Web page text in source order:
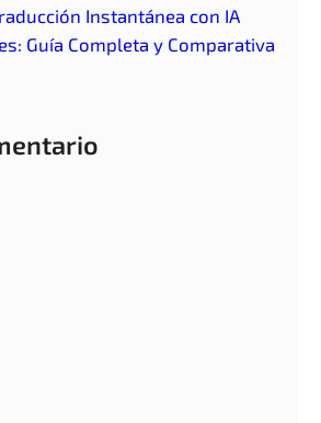
Instantánea con IA
Guía Completa y Comparativa